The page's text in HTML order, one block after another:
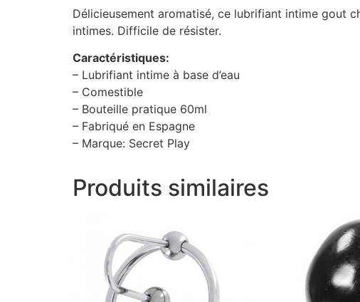
Délicieusement aromatisé, ce lubrifiant intime gout
intimes. Difficile de résister.
Caractéristiques:
– Lubrifiant intime à base d’eau
– Comestible
– Bouteille pratique 60ml
– Fabriqué en Espagne
– Marque: Secret Play
Produits similaires